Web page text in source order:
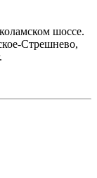
шоссе.
Стрешнево,